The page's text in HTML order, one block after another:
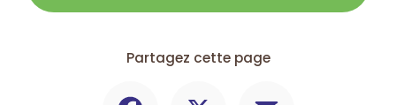
Partagez cette page